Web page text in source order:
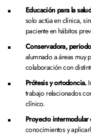
Educación para la
solo actúa en clínica,
paciente en hábitos
Conservadora,
alumnado a áreas muy
colaboración con
Prótesis y ortodoncia.
trabajo relacionados
clínico.
Proyecto
conocimientos y